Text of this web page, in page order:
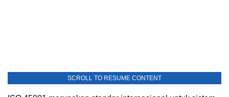
SCROLL TO RESUME CONTENT